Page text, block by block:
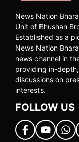
News Nation
Unit of Bhushan
Established as a
News Nation
news channel in
providing in-
discussions on
interests.
FOLLOW US